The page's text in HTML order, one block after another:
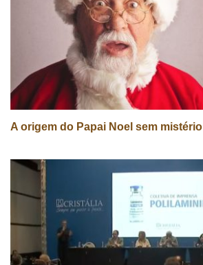
A origem do Papai Noel sem mistério